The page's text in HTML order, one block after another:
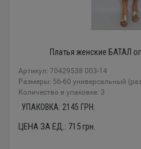
Платья женские БАТАЛ
Артикул: 70429538 003-14
Размеры: 56-60 универсальный
Количество в упаковке: 3
УПАКОВКА: 2145 ГРН.
ЦЕНА ЗА ЕД.: 715грн.